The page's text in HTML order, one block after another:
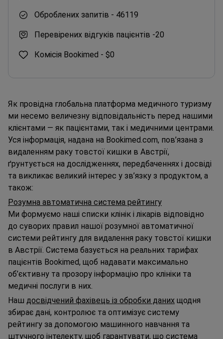
Оброблених запитів - 46119
Перевірених відгуків пацієнтів -20
Комісія Bookimed - $0
Як провідна глобальна платформа медичного туризму
ми несемо величезну відповідальність перед нашими
клієнтами — як пацієнтами, так і медичними центрами.
Уся інформація, надана на Bookimed.com, пов’язана з
видаленням раку товстої кишки в Австрії,
ґрунтується на дослідженнях, передбаченнях і досвіді
та викликає великий інтерес у зв’язку з продуктом, а
також:
Розумна автоматична система рейтингу
Ми формуємо наші списки клінік і лікарів відповідно
до суворих правил нашої розумної автоматичної
системи рейтингу для видалення раку товстої кишки
в Австрії. Система базується на реальних тарифах
пацієнтів Bookimed, щоб надавати максимально
об’єктивну та прозору інформацію про клініки та
медичні послуги в них.
Наш досвідчений фахівець із обробки даних щодня
збирає дані, контролює та оптимізує систему
рейтингу за допомогою машинного навчання та
штучного інтелекту, щоб гарантувати, що система